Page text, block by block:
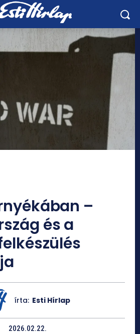
–
és a
írta: Esti Hírlap
2026.02.22.